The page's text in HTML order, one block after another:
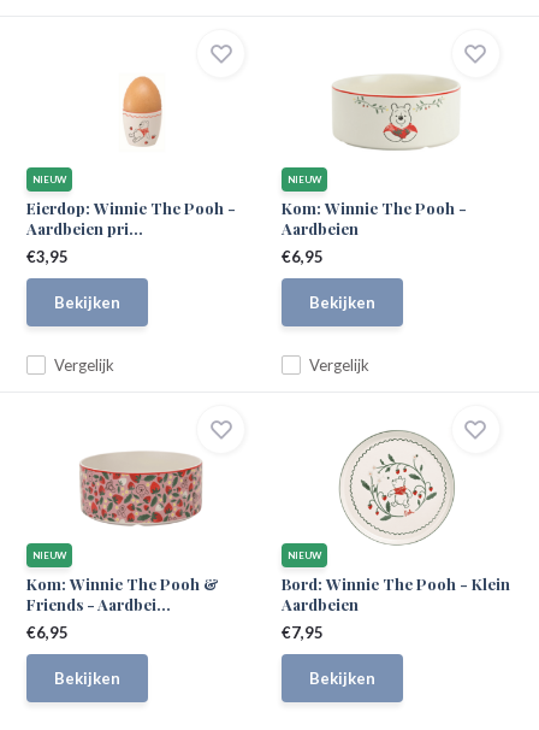
NIEUW
Eierdop: Winnie The Pooh -
Aardbeien pri...
Vergelijk
€3,95
Bekijken
NIEUW
Kom: Winnie The Pooh -
Aardbeien
Vergelijk
€6,95
Bekijken
NIEUW
Kom: Winnie The Pooh &
Friends - Aardbei...
€6,95
Bekijken
NIEUW
Bord: Winnie The Pooh - Klein
Aardbeien
€7,95
Bekijken